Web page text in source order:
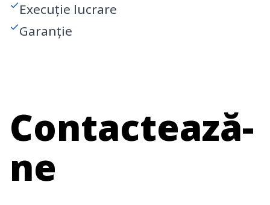
Execuție lucrare
Garanție
Contactează-
ne